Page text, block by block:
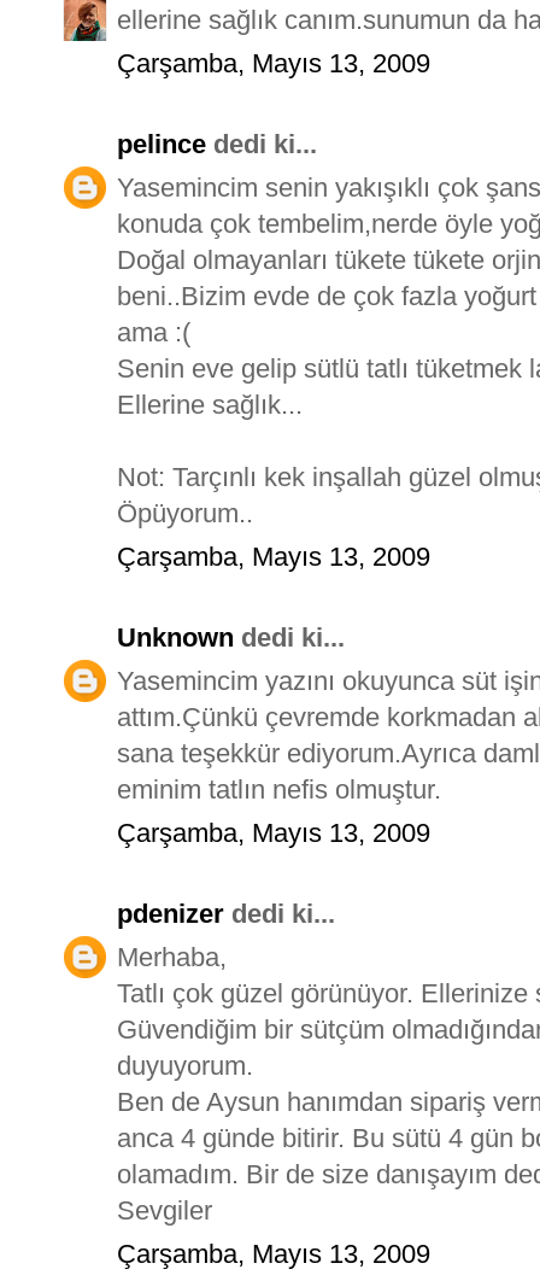
ellerine sağlık canım.sunumun da
Çarşamba, Mayıs 13, 2009
pelince dedi ki...
Yasemincim senin yakışıklı çok
konuda çok tembelim,nerde öyle
Doğal olmayanları tükete tükete
beni..Bizim evde de çok fazla
ama :(
Senin eve gelip sütlü tatlı tüketmek
Ellerine sağlık...
Not: Tarçınlı kek inşallah güzel
Öpüyorum..
Çarşamba, Mayıs 13, 2009
Unknown dedi ki...
Yasemincim yazını okuyunca süt
attım.Çünkü çevremde korkmadan
sana teşekkür ediyorum.Ayrıca
eminim tatlın nefis olmuştur.
Çarşamba, Mayıs 13, 2009
pdenizer dedi ki...
Merhaba,
Tatlı çok güzel görünüyor. Ellerinize
Güvendiğim bir sütçüm
duyuyorum.
Ben de Aysun hanımdan sipariş
anca 4 günde bitirir. Bu sütü 4 gün
olamadım. Bir de size danışayım
Sevgiler
Çarşamba, Mayıs 13, 2009